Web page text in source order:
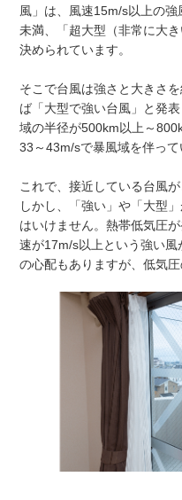
風」は、風速15m/s以上の
未満、「超大型（非常に大
決められています。
そこで台風は強さと大きさ
ば「大型で強い台風」と発
域の半径が500km以上～
33～43m/sで暴風域を伴って
これで、接近している台風
しかし、「強い」や「大型
はいけません。熱帯低気圧
速が17m/s以上という強い
の心配もありますが、低気